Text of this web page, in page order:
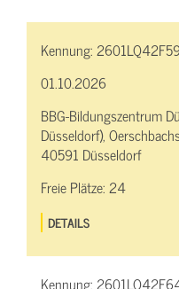
Kennung:
01.10.2026
BBG-Bildungszentrum
Düsseldorf),
40591 Düsseldorf
Freie Plätze:24
DETAILS
Kennung: